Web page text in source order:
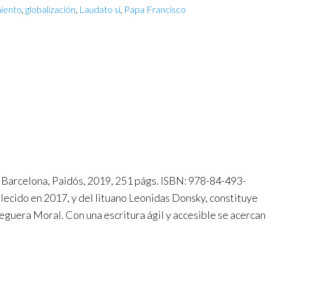
, globalización, Laudato si, Papa Francisco
Paidós, 2019, 251 págs. ISBN: 978-84-493-
en 2017, y del lituano Leonidas Donsky, constituye
Moral. Con una escritura ágil y accesible se acercan